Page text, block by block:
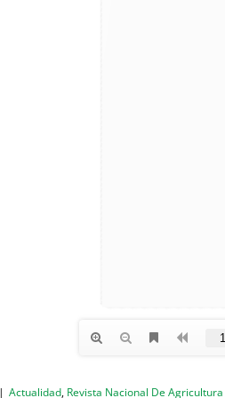
| Actualidad, Revista Nacional De Agricultura